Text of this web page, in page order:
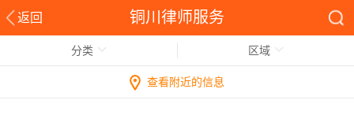
返回 铜川律师服务
分类 区域
查看附近的信息